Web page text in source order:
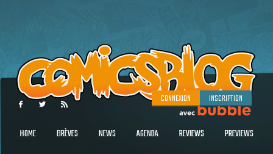
CONNEXION INSCRIPTION
HOME BRÈVES NEWS AGENDA REVIEWS PREVIEWS